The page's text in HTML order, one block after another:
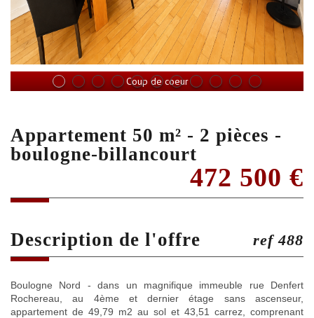
Coup de coeur
appartement 50 m² - 2 pièces -
boulogne-billancourt
472 500 €
description de l'offre ref 488
Boulogne Nord - dans un magnifique immeuble rue Denfert
Rochereau, au 4ème et dernier étage sans ascenseur,
appartement de 49,79 m2 au sol et 43,51 carrez, comprenant